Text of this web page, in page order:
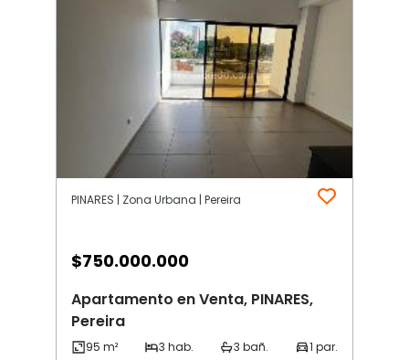
PINARES | Zona Urbana | Pereira
$750.000.000
Apartamento en Venta, PINARES,
Pereira